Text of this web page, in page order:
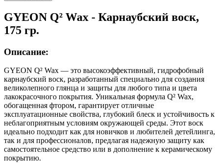
GYEON Q² Wax - Карнаубский воск,
175 гр.
Описание:
GYEON Q² Wax — это высокоэффективный, гидрофобный
карнаубский воск, разработанный специально для создания
великолепного глянца и защиты для любого типа и цвета
лакокрасочного покрытия. Уникальная формула Q² Wax,
обогащенная фтором, гарантирует отличные
эксплуатационные свойства, глубокий блеск и устойчивость к
неблагоприятным условиям окружающей среды. Этот воск
идеально подходит как для новичков и любителей детейлинга,
так и для профессионалов, предлагая надежную защиту как
самостоятельное средство или в дополнение к керамическому
покрытию.